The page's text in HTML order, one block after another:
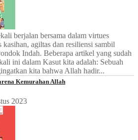
berjalan bersama dalam virtues
kasihan, agiltas dan resiliensi sambil
Indah. Beberapa artikel yang sudah
ini dalam Kasut kita adalah: Sebuah
kita bahwa Allah hadir...
Kemurahan Allah
2023